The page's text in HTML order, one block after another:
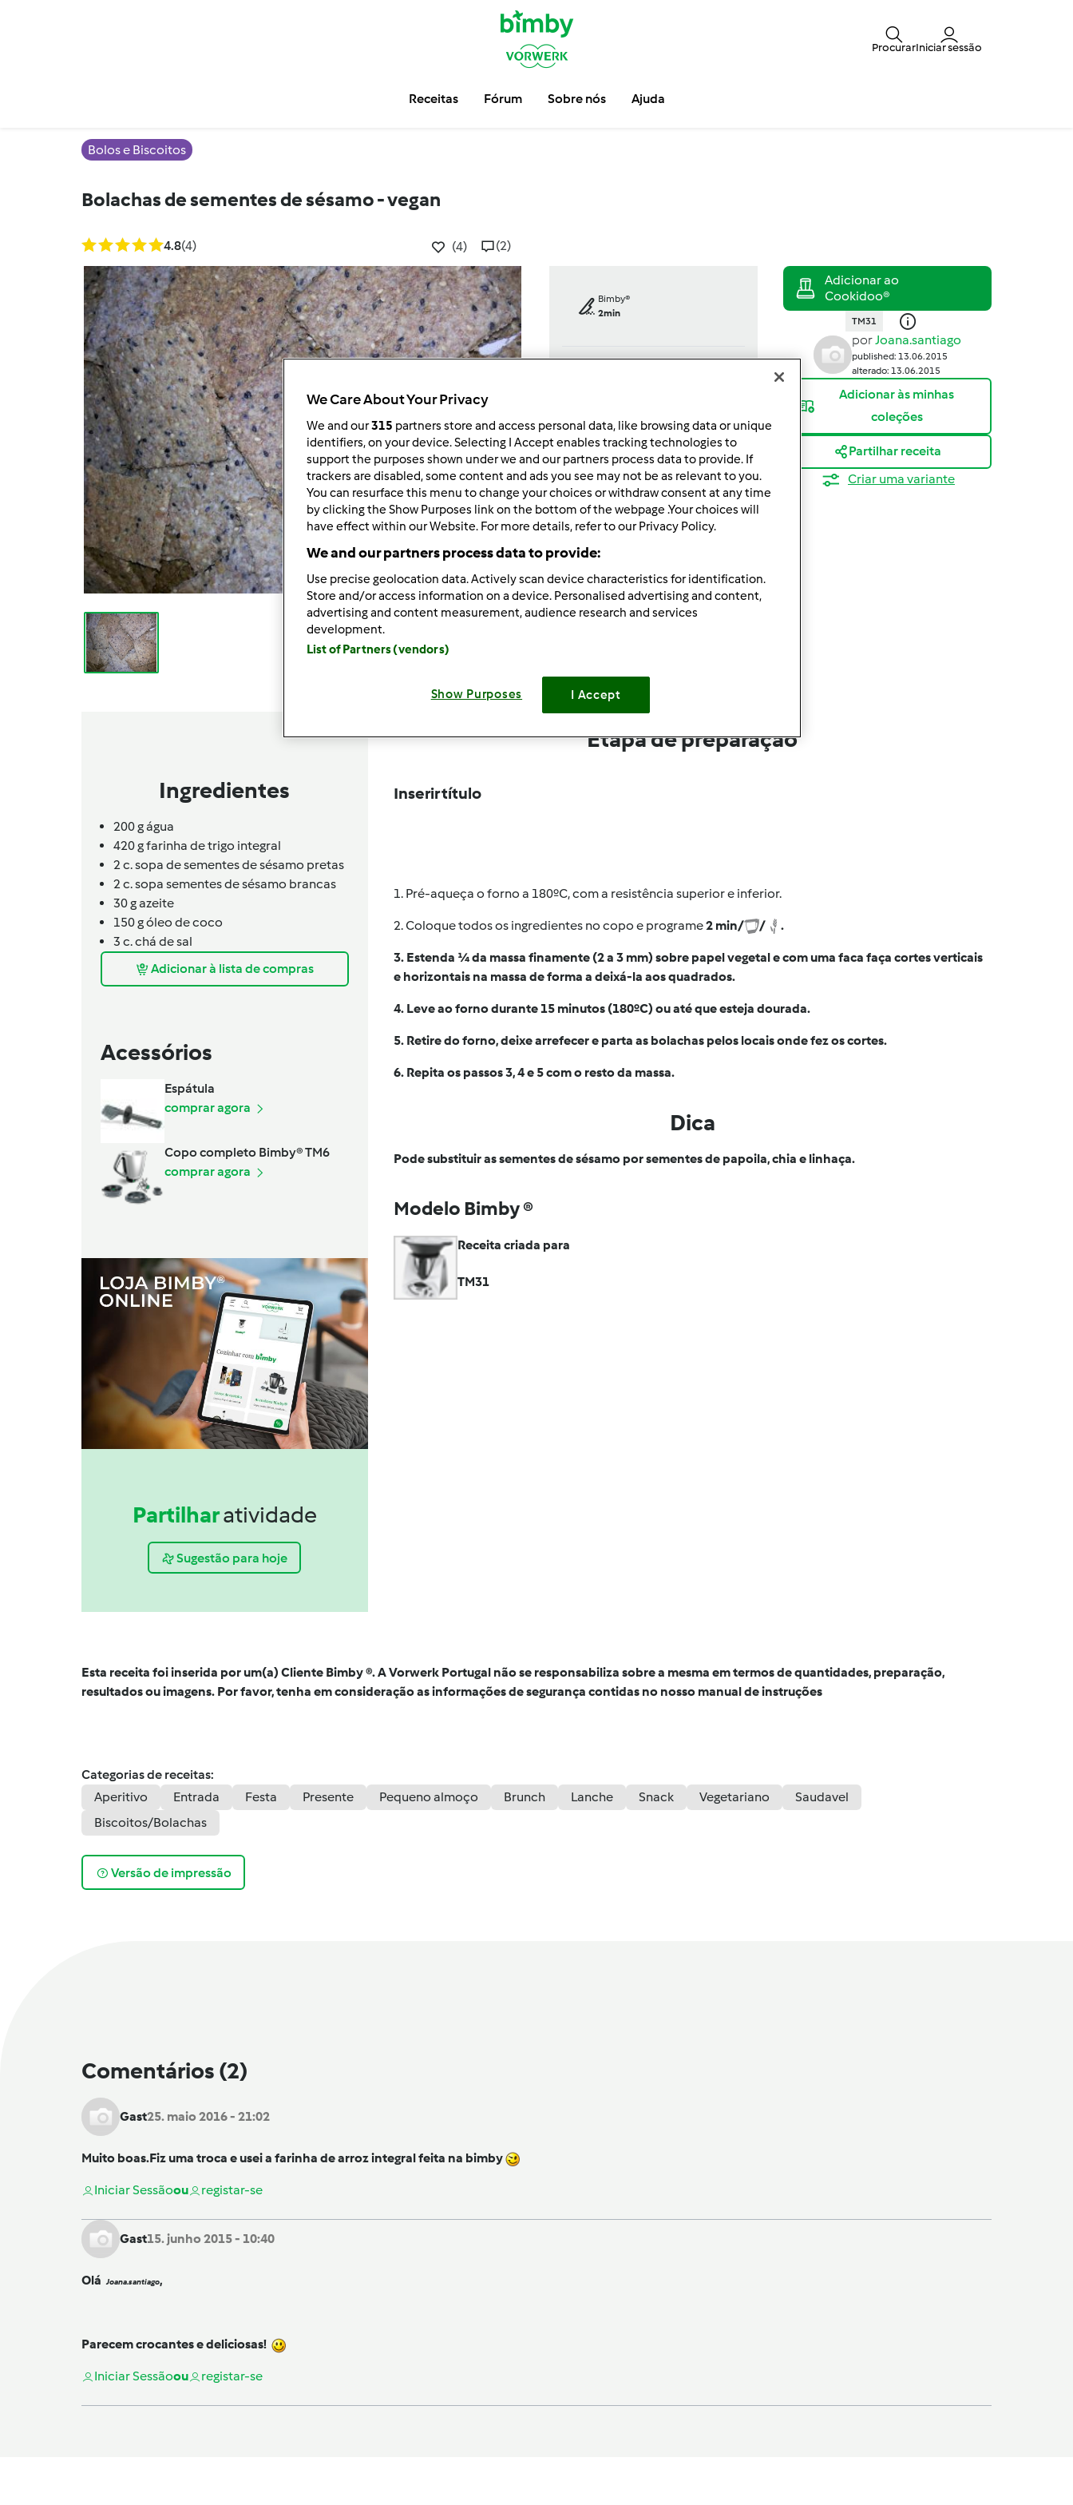
ProcurarIniciar sessão
Receitas Fórum Sobre nós Ajuda
Bolos e Biscoitos
Bolachas de sementes de sésamo - vegan
4.8(4) (4) (2)
Bimby®
2min
dose/s
50unidade/s
Fácil
TM31
porJoana.santiago
published: 13.06.2015
alterado: 13.06.2015
Adicionar às minhas
coleções
Partilhar receita
Criar uma variante
Ingredientes
200gágua
420gfarinha de trigo integral
2c. sopa desementes de sésamo pretas
2c. sopa sementes de sésamo brancas
30gazeite
150góleo de coco
3 c. chá desal
Adicionar à lista de compras
Acessórios
Espátula
comprar agora
Copo completo Bimby® TM6
comprar agora
Partilharatividade
Sugestão para hoje
Etapa de preparação
Inserir título
1. Pré-aqueça o forno a 180ºC, com a resistência superior e inferior.
2. Coloque todos os ingredientes no copo e programe2min/ / .
3. Estenda ¼ da massa finamente (2 a 3 mm) sobre papel vegetal e com uma faca faça cortes verticais
e horizontais na massa de forma a deixá-la aos quadrados.
4. Leve ao forno durante 15 minutos (180ºC) ou até que esteja dourada.
5. Retire do forno, deixe arrefecer e parta as bolachas pelos locais onde fez os cortes.
6. Repita os passos 3, 4 e 5 com o resto da massa.
Dica
Pode substituir as sementes de sésamo por sementes de papoila, chia e linhaça.
Modelo Bimby ®
Receita criada para
TM31
Esta receita foi inserida por um(a) Cliente Bimby ®. A Vorwerk Portugal não se responsabiliza sobre a mesma em termos de quantidades, preparação,
resultados ou imagens. Por favor, tenha em consideração as informações de segurança contidas no nosso manual de instruções
Categorias de receitas:
Aperitivo
Entrada Festa Presente Pequeno almoço Brunch Lanche Snack Vegetariano
Saudavel
Biscoitos/Bolachas
Versão de impressão
Comentários (2)
Gast25. maio 2016 - 21:02
Muito boas.Fiz uma troca e usei a farinha de arroz integral feita na bimby
Iniciar Sessãoou registar-se
Gast15. junho 2015 - 10:40
OláJoana.santiago,
Parecem crocantes e deliciosas!
Iniciar Sessãoou registar-se
We Care About Your Privacy
We and our315 partners store and access personal data, like browsing data or unique
identifiers, on your device. Selecting I Accept enables tracking technologies to
support the purposes shown under we and our partners process data to provide. If
trackers are disabled, some content and ads you see may not be as relevant to you.
You can resurface this menu to change your choices or withdraw consent at any time
by clicking the Show Purposes link on the bottom of the webpage .Your choices will
have effect within our Website. For more details, refer to our Privacy Policy.
We and our partners process data to provide:
Use precise geolocation data. Actively scan device characteristics for identification.
Store and/or access information on a device. Personalised advertising and content,
advertising and content measurement, audience research and services
development.
List of Partners (vendors)
Show Purposes I Accept